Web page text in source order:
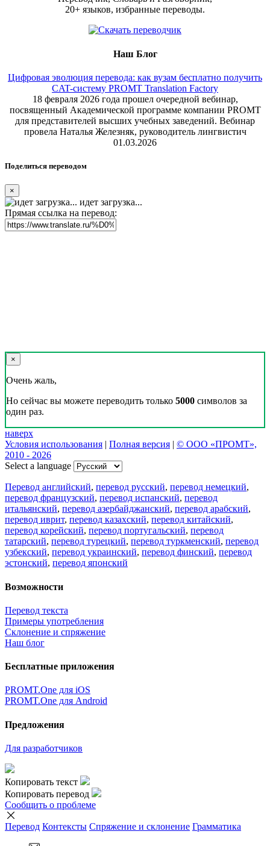
20+ языков, избранные переводы.
Наш Блог
Цифровая эволюция перевода: как вузам бесплатно получить
CAT-систему PROMT Translation Factory
18 февраля 2026 года прошел очередной вебинар,
посвященный Академической программе компании PROMT
для представителей высших учебных заведений. Вебинар
провела Наталья Железняк, руководитель лингвистич
01.03.2026
Поделиться переводом
×
идет загрузка...
Прямая ссылка на перевод:
×
Очень жаль,
Но сейчас вы можете переводить только 5000 символов за
один раз.
наверх
Условия использования | Полная версия | © ООО «ПРОМТ»,
2010 - 2026
Select a language
Перевод английский, перевод русский, перевод немецкий,
перевод французский, перевод испанский, перевод
итальянский, перевод азербайджанский, перевод арабский,
перевод иврит, перевод казахский, перевод китайский,
перевод корейский, перевод португальский, перевод
татарский, перевод турецкий, перевод туркменский, перевод
узбекский, перевод украинский, перевод финский, перевод
эстонский, перевод японский
Возможности
Перевод текста
Примеры употребления
Склонение и спряжение
Наш блог
Бесплатные приложения
PROMT.One для iOS
PROMT.One для Android
Предложения
Для разработчиков
Копировать текст
Копировать перевод
Сообщить о проблеме
Перевод Контексты Спряжение и склонение Грамматика